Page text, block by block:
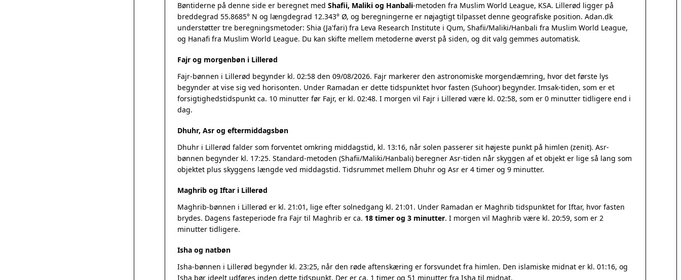
Bøntiderne på denne side er beregnet med Shafii, Maliki og Hanbali-metoden fra Muslim World League, KSA. Lillerød ligger på
breddegrad 55.8685° N og længdegrad 12.343° Ø, og beregningerne er nøjagtigt tilpasset denne geografiske position. Adan.dk
understøtter tre beregningsmetoder: Shia (Ja'fari) fra Leva Research Institute i Qum, Shafii/Maliki/Hanbali fra Muslim World League,
og Hanafi fra Muslim World League. Du kan skifte mellem metoderne øverst på siden, og dit valg gemmes automatisk.
Fajr og morgenbøn i Lillerød
Fajr-bønnen i Lillerød begynder kl. 02:58 den 09/08/2026. Fajr markerer den astronomiske morgendæmring, hvor det første lys
begynder at vise sig ved horisonten. Under Ramadan er dette tidspunktet hvor fasten (Suhoor) begynder. Imsak-tiden, som er et
forsigtighedstidspunkt ca. 10 minutter før Fajr, er kl. 02:48. I morgen vil Fajr i Lillerød være kl. 02:58, som er 0 minutter tidligere end i
dag.
Dhuhr, Asr og eftermiddagsbøn
Dhuhr i Lillerød falder som forventet omkring middagstid, kl. 13:16, når solen passerer sit højeste punkt på himlen (zenit). Asr-
bønnen begynder kl. 17:25. Standard-metoden (Shafii/Maliki/Hanbali) beregner Asr-tiden når skyggen af et objekt er lige så lang som
objektet plus skyggens længde ved middagstid. Tidsrummet mellem Dhuhr og Asr er 4 timer og 9 minutter.
Maghrib og Iftar i Lillerød
Maghrib-bønnen i Lillerød er kl. 21:01, lige efter solnedgang kl. 21:01. Under Ramadan er Maghrib tidspunktet for Iftar, hvor fasten
brydes. Dagens fasteperiode fra Fajr til Maghrib er ca. 18 timer og 3 minutter. I morgen vil Maghrib være kl. 20:59, som er 2
minutter tidligere.
Isha og natbøn
Isha-bønnen i Lillerød begynder kl. 23:25, når den røde aftenskæring er forsvundet fra himlen. Den islamiske midnat er kl. 01:16, og
Isha bør ideelt udføres inden dette tidspunkt. Der er ca. 1 timer og 51 minutter fra Isha til midnat.